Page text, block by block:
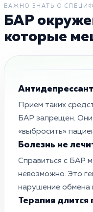
ВАЖНО ЗНАТЬ О
БАР
которые
Прием таких
БАР запрещен. Они
«выбросить»
Болезнь не
Справиться с БАР
невозможно. Это
нарушение обмена
Терапия длится